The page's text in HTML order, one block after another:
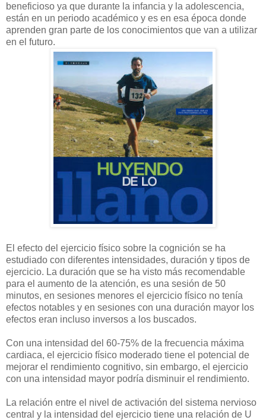
beneficioso ya que durante la infancia y la adolescencia,
están en un periodo académico y es en esa época donde
aprenden gran parte de los conocimientos que van a utilizar
en el futuro.
El efecto del ejercicio físico sobre la cognición se ha
estudiado con diferentes intensidades, duración y tipos de
ejercicio. La duración que se ha visto más recomendable
para el aumento de la atención, es una sesión de 50
minutos, en sesiones menores el ejercicio físico no tenía
efectos notables y en sesiones con una duración mayor los
efectos eran incluso inversos a los buscados.
Con una intensidad del 60-75% de la frecuencia máxima
cardiaca, el ejercicio físico moderado tiene el potencial de
mejorar el rendimiento cognitivo, sin embargo, el ejercicio
con una intensidad mayor podría disminuir el rendimiento.
La relación entre el nivel de activación del sistema nervioso
central y la intensidad del ejercicio tiene una relación de U